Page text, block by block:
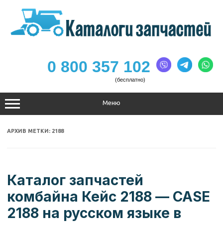
содержимому
0 800 357 102
(бесплатно)
Меню
АРХИВ МЕТКИ: 2188
Каталог запчастей
комбайна Кейс 2188 — CASE
2188 на русском языке в